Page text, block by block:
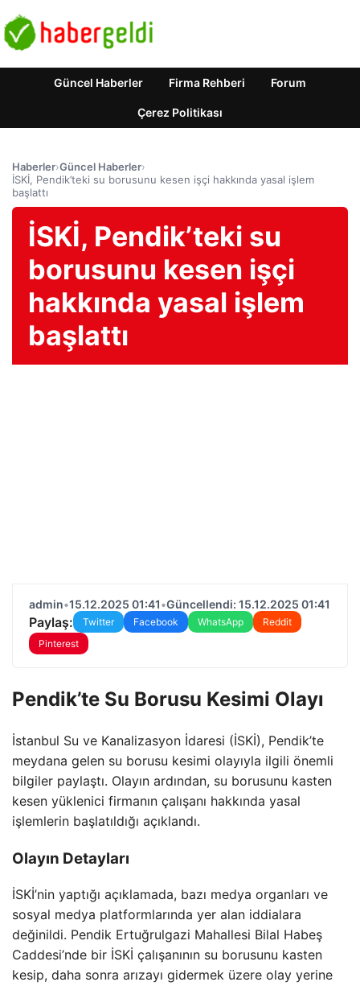
Güncel Haberler Firma Rehberi Forum
Çerez Politikası
Haberler›Güncel Haberler›
İSKİ, Pendik’teki su borusunu kesen işçi hakkında yasal işlem
başlattı
İSKİ, Pendik’teki su
borusunu kesen işçi
hakkında yasal işlem
başlattı
admin•15.12.2025 01:41•Güncellendi: 15.12.2025 01:41
Paylaş: Twitter Facebook WhatsApp
Reddit
Pinterest
Pendik’te Su Borusu Kesimi Olayı
İstanbul Su ve Kanalizasyon İdaresi (İSKİ), Pendik’te
meydana gelen su borusu kesimi olayıyla ilgili önemli
bilgiler paylaştı. Olayın ardından, su borusunu kasten
kesen yüklenici firmanın çalışanı hakkında yasal
işlemlerin başlatıldığı açıklandı.
Olayın Detayları
İSKİ’nin yaptığı açıklamada, bazı medya organları ve
sosyal medya platformlarında yer alan iddialara
değinildi. Pendik Ertuğrulgazi Mahallesi Bilal Habeş
Caddesi’nde bir İSKİ çalışanının su borusunu kasten
kesip, daha sonra arızayı gidermek üzere olay yerine